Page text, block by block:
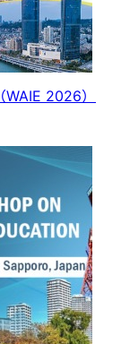
（WAIE 2026）